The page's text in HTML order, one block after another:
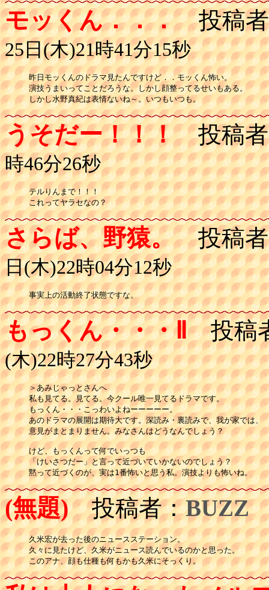
モッくん．．．投稿者
25日(木)21時41分15秒
昨日モッくんのドラマ見たんですけど．．モッくん怖い。
演技うまいってことだろうな。しかし顔整ってるせいもある。
しかし水野真紀は表情ないね～。いつもいつも。
うそだー！！！投稿者
時46分26秒
テルりんまで！！！
これってヤラセなの？
さらば、野猿。投稿者
日(木)22時04分12秒
事実上の活動終了状態ですな。
もっくん・・・Ⅱ投稿
(木)22時27分43秒
＞あみじゃっとさんへ
私も見てる。見てる。今クール唯一見てるドラマです。
もっくん・・・こっわいよねーーーーー。
あのドラマの展開は期待大です。深読み・裏読みで、我が家では、
意見がまとまりません。みなさんはどうなんでしょう？
けど、もっくんって何でいっつも
「けいさつだー」と言って近づいていかないのでしょう？
黙って近づくのが、実は1番怖いと思う私。演技よりも怖いね。
(無題)投稿者：BUZZ
久米宏が去った後のニュースステーション。
久々に見たけど、久米がニュース読んでいるのかと思った。
このアナ、顔も仕種も何もかも久米にそっくり。